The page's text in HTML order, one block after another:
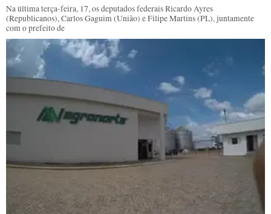
Na última terça-feira, 17, os deputados federais Ricardo Ayres
(Republicanos), Carlos Gaguim (União) e Filipe Martins (PL), juntamente
com o prefeito de